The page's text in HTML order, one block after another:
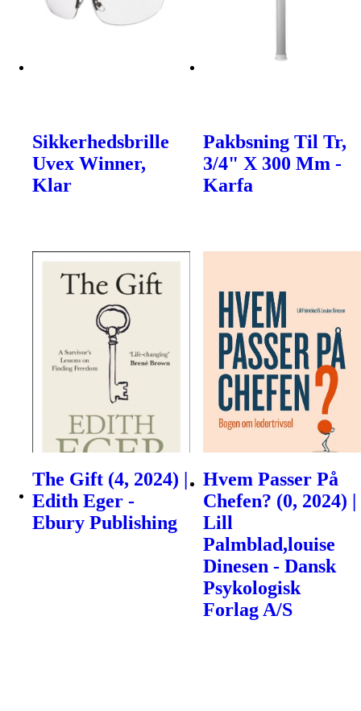
Sikkerhedsbrille
Uvex Winner,
Klar
Pakbsning Til Tr,
3/4" X 300 Mm -
Karfa
The Gift (4, 2024) |
Edith Eger -
Ebury Publishing
Hvem Passer På
Chefen? (0, 2024) |
Lill
Palmblad,louise
Dinesen - Dansk
Psykologisk
Forlag A/S